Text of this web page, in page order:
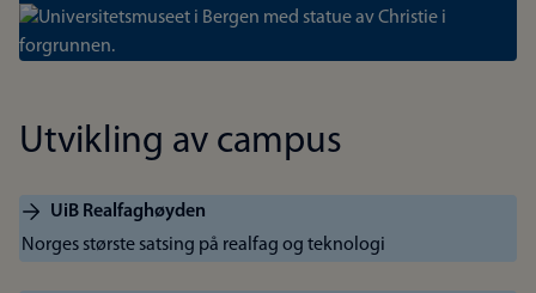
Bilde
Utvikling av campus
UiB Realfaghøyden
Norges største satsing på realfag og teknologi